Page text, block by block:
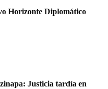
Horizonte Diplomático
Justicia tardía en